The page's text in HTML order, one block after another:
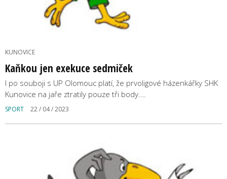
KUNOVICE
Kaňkou jen exekuce sedmiček
I po souboji s UP Olomouc platí, že prvoligové házenkářky SHK
Kunovice na jaře ztratily pouze tři body.…
SPORT 22 / 04 / 2023